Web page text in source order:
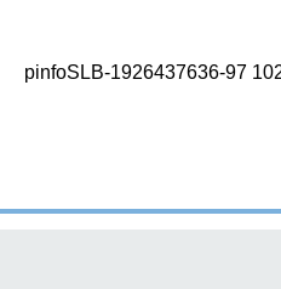
pinfoSLB-1926437636-97